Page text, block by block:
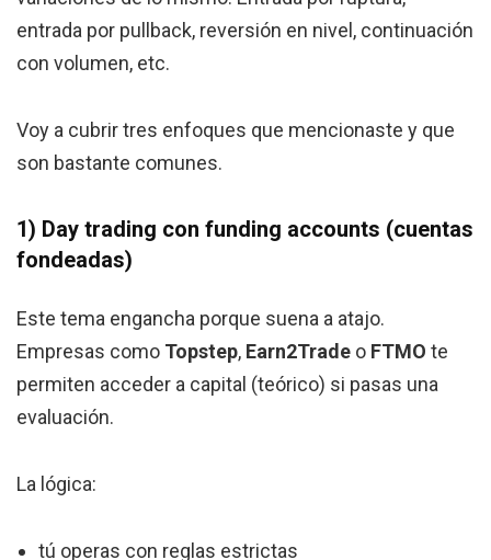
entrada por pullback, reversión en nivel, continuación
con volumen, etc.
Voy a cubrir tres enfoques que mencionaste y que
son bastante comunes.
1) Day trading con funding accounts (cuentas
fondeadas)
Este tema engancha porque suena a atajo.
Empresas como Topstep, Earn2Trade o FTMO te
permiten acceder a capital (teórico) si pasas una
evaluación.
La lógica:
tú operas con reglas estrictas